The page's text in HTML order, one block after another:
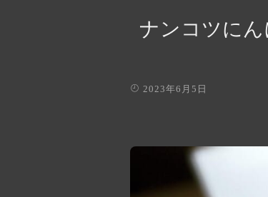
ナンコツに
2023年6月5日